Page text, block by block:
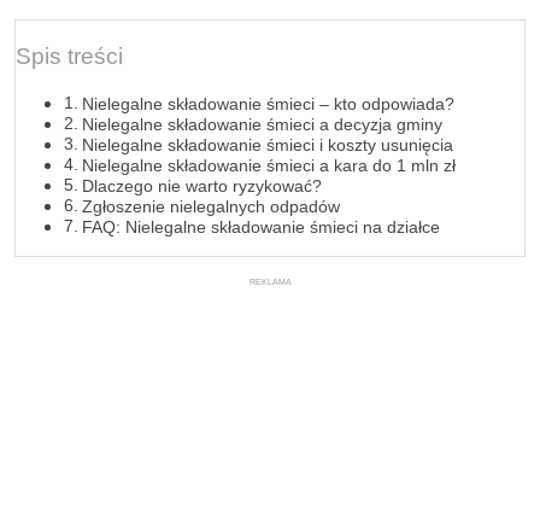
Spis treści
Nielegalne składowanie śmieci – kto odpowiada?
Nielegalne składowanie śmieci a decyzja gminy
Nielegalne składowanie śmieci i koszty usunięcia
Nielegalne składowanie śmieci a kara do 1 mln zł
Dlaczego nie warto ryzykować?
Zgłoszenie nielegalnych odpadów
FAQ: Nielegalne składowanie śmieci na działce
REKLAMA